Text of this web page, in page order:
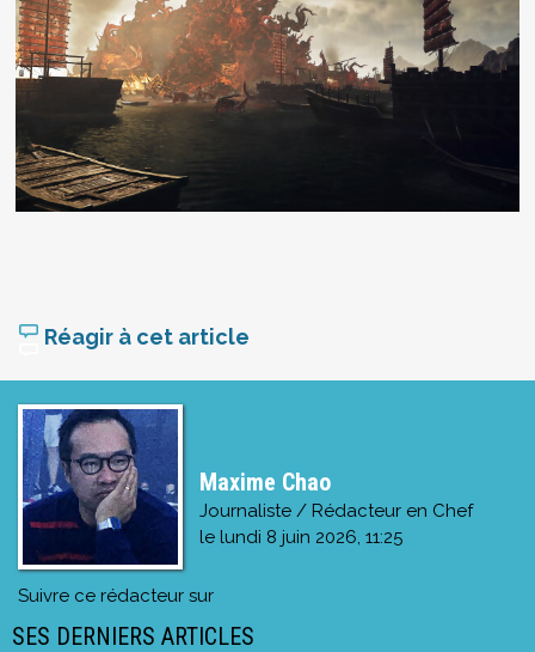
Réagir à cet article
Maxime Chao
Journaliste / Rédacteur en Chef
le lundi 8 juin 2026, 11:25
Suivre ce rédacteur sur
SES DERNIERS ARTICLES